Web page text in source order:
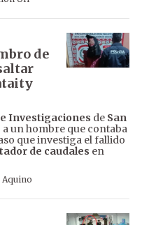
de
Investigaciones de San
un hombre que contaba
que investiga el fallido
de caudales en
Aquino